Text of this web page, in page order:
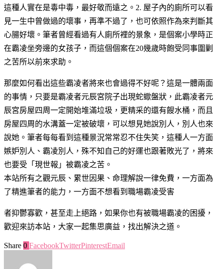
這種人實在是毒中毒，最好敬而遠之。2. 屋子內的廁所可以看
見一生中曾做過的壞事，再準不過了，也可依照作為來判斷其
心腸好壞。筆者曾經看過有人廁所裡的景象，是個案小學時正
在霸凌坐旁邊的女孩子，而這個個案在20幾歲時飽受同事圍剿
之苦所以前來求助。
那麼如何看出這些霸凌者將來也會過得不好呢？這是一體兩面
的事情，只要是霸凌者元辰宮院子出現蛇蠍盤狀，此霸凌者元
辰宮房屋四周一定開始堆滿垃圾，更精采的還有餿水桶，而且
房屋四周的水溝蓋一定被破壞，可以想見她說別人，別人也來
說她。筆者每每看到這種景況常常忍不住失笑，這種人一方面
嫉妒別人、霸凌別人，殊不知自己的好運也跟著敗光了，將來
也要受「現世報」被霸凌之苦。
本站所有之觀元辰、累世因果、命理解說一律免費，一方面為
了精進筆者的能力，一方面不想看到職場霸凌受害
者抑鬱寡歡，甚至走上絕路，如果你也有被職場霸凌的困擾，
歡迎來訪本站，大家一起集思廣益，找出解決之道。
Share 0 FacebookTwitterPinterestEmail